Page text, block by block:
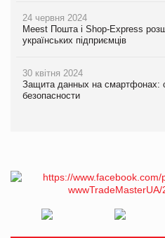
24 червня 2024
Meest Пошта і Shop-Express
українських підприємців
30 квітня 2024
Защита данных на смартфонах:
безопасности